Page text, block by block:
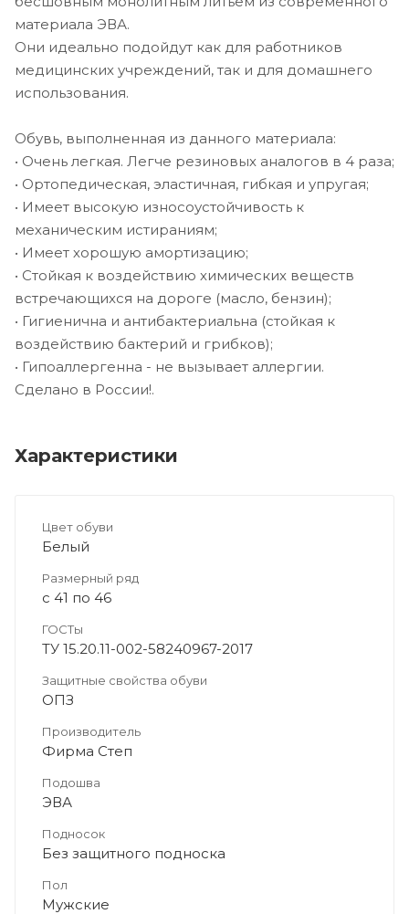
материала ЭВА.
Они идеально подойдут как для работников
медицинских учреждений, так и для домашнего
использования.
Обувь, выполненная из данного материала:
• Очень легкая. Легче резиновых аналогов в 4 раза;
• Ортопедическая, эластичная, гибкая и упругая;
• Имеет высокую износоустойчивость к
механическим истираниям;
• Имеет хорошую амортизацию;
• Стойкая к воздействию химических веществ
встречающихся на дороге (масло, бензин);
• Гигиенична и антибактериальна (стойкая к
воздействию бактерий и грибков);
• Гипоаллергенна - не вызывает аллергии.
Сделано в России!.
Характеристики
Цвет обуви
Белый
Размерный ряд
с 41 по 46
ГОСТы
ТУ 15.20.11-002-58240967-2017
Защитные свойства обуви
ОПЗ
Производитель
Фирма Степ
Подошва
ЭВА
Подносок
Без защитного подноска
Пол
Мужские